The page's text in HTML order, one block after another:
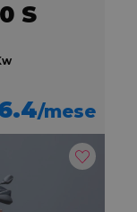
S
/mese